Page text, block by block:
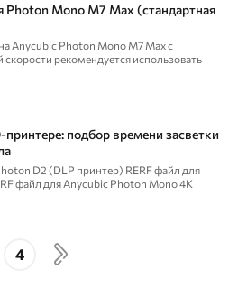
Photon Mono M7 Max (стандартная
Anycubic Photon Mono M7 Max с
рекомендуется использовать
принтере: подбор времени засветки
D2 (DLP принтер) RERF файл для
файл для Anycubic Photon Mono 4K
4